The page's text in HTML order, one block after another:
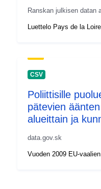
Ranskan julkisen datan
CSV
Poliittisille
pätevien
alueittain ja
data.gov.sk
Vuoden 2009 EU-